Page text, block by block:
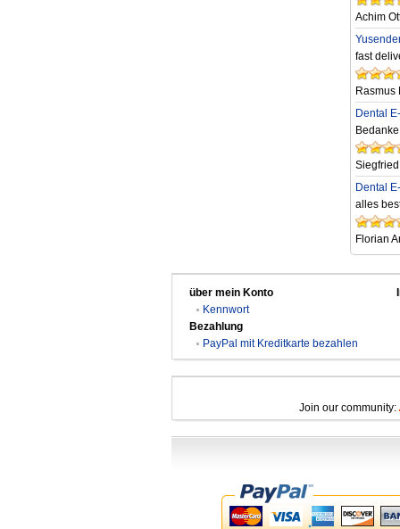
Achim
fast
Rasmus
Dental
Dental
alles
Florian
über mein Konto
Kennwort
Bezahlung
PayPal mit Kreditkarte bezahlen
Join our community: